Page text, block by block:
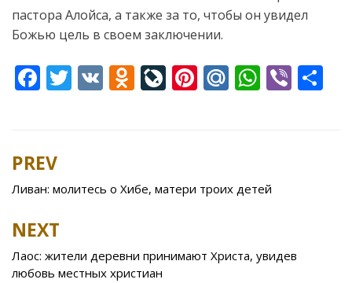
пастора Алойса, а также за то, чтобы он увидел
Божью цель в своем заключении.
F
b
o
o
k
T V O
kl
as
ni
Li
u
r
al
Pi
st
M
u
W
A
p
Vi
Post
navigation
PREV
Ливан: молитесь о Хибе, матери троих детей
NEXT
Лаос: жители деревни принимают Христа, увидев
любовь местных христиан